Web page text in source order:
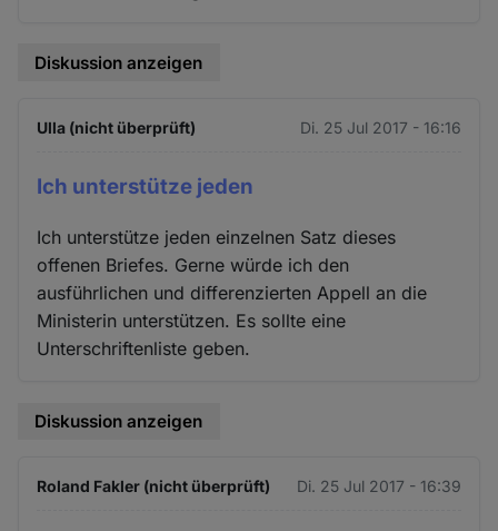
Diskussion anzeigen
Ulla (nicht überprüft) Di. 25 Jul 2017 - 16:16
Ich unterstütze jeden
Ich unterstütze jeden einzelnen Satz dieses
offenen Briefes. Gerne würde ich den
ausführlichen und differenzierten Appell an die
Ministerin unterstützen. Es sollte eine
Unterschriftenliste geben.
Diskussion anzeigen
Roland Fakler (nicht überprüft) Di. 25 Jul 2017 - 16:39